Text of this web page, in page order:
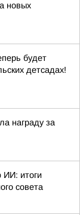
новых
будет
детсадах!
награду за
ИИ: итоги
совета